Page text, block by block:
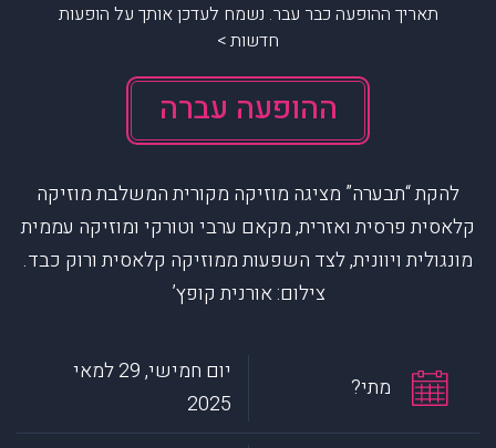
תאריך ההופעה כבר עבר. נשמח לעדכן אותך על הופעות
חדשות >
ההופעה עברה
להקת “תבערה” מציגה מוזיקה מקורית המשלבת מוזיקה
קלאסית פרסית ואזרית, מקאם ערבי וטורקי ומוזיקה עממית
מונגולית ויוונית, לצד השפעות ממוזיקה קלאסית ורוק כבד.
צילום: אורנית קופץ’
מתי?
יום חמישי, 29 למאי
2025